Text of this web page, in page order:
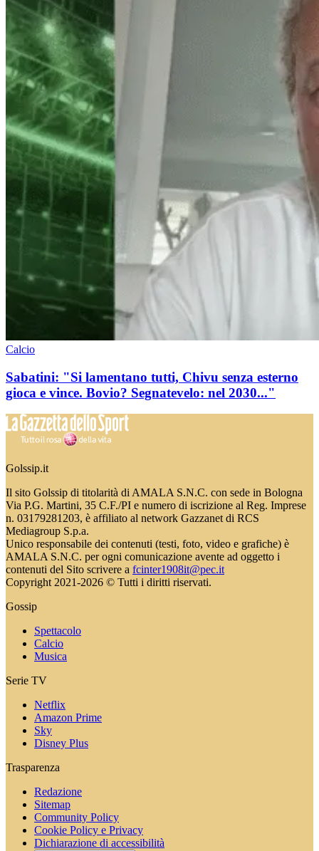
Calcio
Sabatini: "Si lamentano tutti, Chivu senza esterno
gioca e vince. Bovio? Segnatevelo: nel 2030..."
Golssip.it
Il sito Golssip di titolarità di AMALA S.N.C. con sede in Bologna
Via P.G. Martini, 35 C.F./PI e numero di iscrizione al Reg. Imprese
n. 03179281203, è affiliato al network Gazzanet di RCS
Mediagroup S.p.a.
Unico responsabile dei contenuti (testi, foto, video e grafiche) è
AMALA S.N.C. per ogni comunicazione avente ad oggetto i
contenuti del Sito scrivere a fcinter1908it@pec.it
Copyright 2021-2026 © Tutti i diritti riservati.
Gossip
Spettacolo
Calcio
Musica
Serie TV
Netflix
Amazon Prime
Sky
Disney Plus
Trasparenza
Redazione
Sitemap
Community Policy
Cookie Policy e Privacy
Dichiarazione di accessibilità